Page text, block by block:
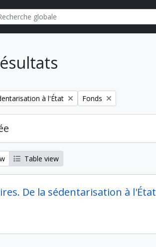
options
à l'État Remove filter:
Fonds
Table view
De la sédentarisation à l'État